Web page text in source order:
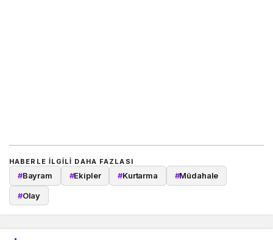
HABERLE ILGILI DAHA FAZLASI
#Bayram #Ekipler #Kurtarma #Müdahale
#Olay